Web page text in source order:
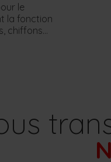
le
la fonction
chiffons…